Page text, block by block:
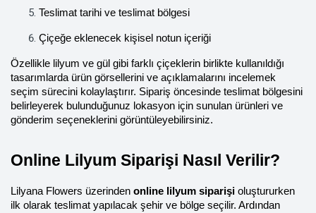
Teslimat tarihi ve teslimat bölgesi
Çiçeğe eklenecek kişisel notun içeriği
Özellikle lilyum ve gül gibi farklı çiçeklerin birlikte kullanıldığı
tasarımlarda ürün görsellerini ve açıklamalarını incelemek
seçim sürecini kolaylaştırır. Sipariş öncesinde teslimat bölgesini
belirleyerek bulunduğunuz lokasyon için sunulan ürünleri ve
gönderim seçeneklerini görüntüleyebilirsiniz.
Online Lilyum Siparişi Nasıl Verilir?
Lilyana Flowers üzerinden online lilyum siparişi oluştururken
ilk olarak teslimat yapılacak şehir ve bölge seçilir. Ardından